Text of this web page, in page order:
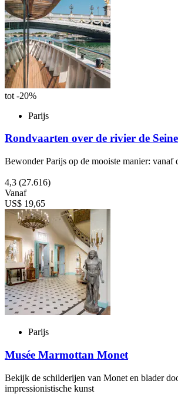
tot -20%
Parijs
Rondvaarten over de rivier de Seine
Bewonder Parijs op de mooiste manier: vanaf
4,3 (27.616)
Vanaf
US$ 19,65
Parijs
Musée Marmottan Monet
Bekijk de schilderijen van Monet en blader
impressionistische kunst